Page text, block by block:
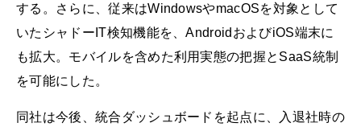
する。さらに、従来はWindowsやmacOSを対象として
いたシャドーIT検知機能を、AndroidおよびiOS端末に
も拡大。モバイルを含めた利用実態の把握とSaaS統制
を可能にした。
同社は今後、統合ダッシュボードを起点に、入退社時の